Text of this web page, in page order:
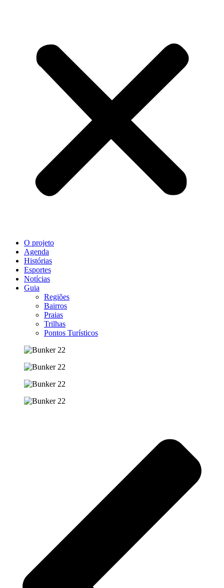
O projeto
Agenda
Histórias
Esportes
Notícias
Guia
Regiões
Bairros
Praias
Trilhas
Pontos Turísticos